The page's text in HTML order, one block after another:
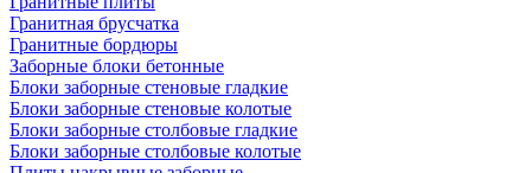
Гранитная брусчатка
Гранитные бордюры
Заборные блоки бетонные
Блоки заборные стеновые гладкие
Блоки заборные стеновые колотые
Блоки заборные столбовые гладкие
Блоки заборные столбовые колотые